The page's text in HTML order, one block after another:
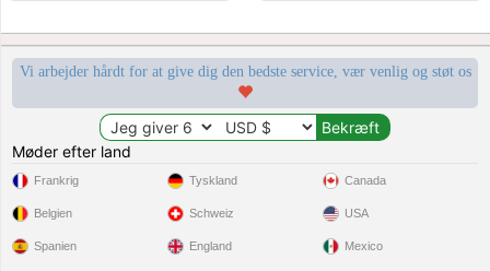
Vi arbejder hårdt for at give dig den bedste service, vær venlig og støt os
Møder efter land
Frankrig
Belgien
Spanien
Tyskland
Schweiz
England
Canada
USA
Mexico